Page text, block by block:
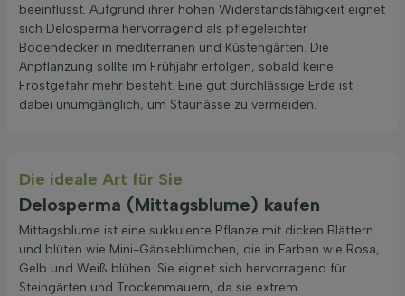
beeinflusst. Aufgrund ihrer hohen Widerstandsfähigkeit eignet
sich Delosperma hervorragend als pflegeleichter
Bodendecker in mediterranen und Küstengärten. Die
Anpflanzung sollte im Frühjahr erfolgen, sobald keine
Frostgefahr mehr besteht. Eine gut durchlässige Erde ist
dabei unumgänglich, um Staunässe zu vermeiden.
Die ideale Art für Sie
Delosperma (Mittagsblume) kaufen
Mittagsblume ist eine sukkulente Pflanze mit dicken Blättern
und blüten wie Mini-Gänseblümchen, die in Farben wie Rosa,
Gelb und Weiß blühen. Sie eignet sich hervorragend für
Steingärten und Trockenmauern, da sie extrem